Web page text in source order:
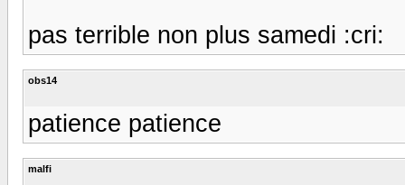
pas terrible non plus samedi :cri:
obs14
patience patience
malfi